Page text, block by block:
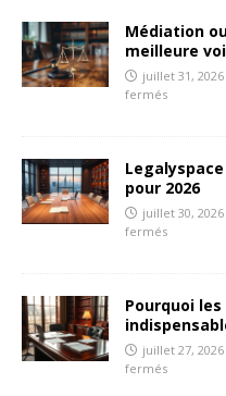
Médiation
meilleure
juillet 31, 2026
fermés
pour 2026
juillet 30, 2026
fermés
Pourquoi
juillet 27, 2026
fermés